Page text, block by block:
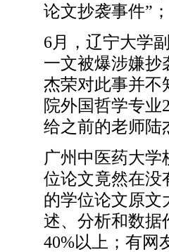
论文抄袭事件”；
6月，辽宁大学
一文被爆涉嫌抄
杰荣对此事并不
院外国哲学专业
给之前的老师陆
广州中医药大
位论文竟然在没
的学位论文原文
述、分析和数据
40%以上；有网